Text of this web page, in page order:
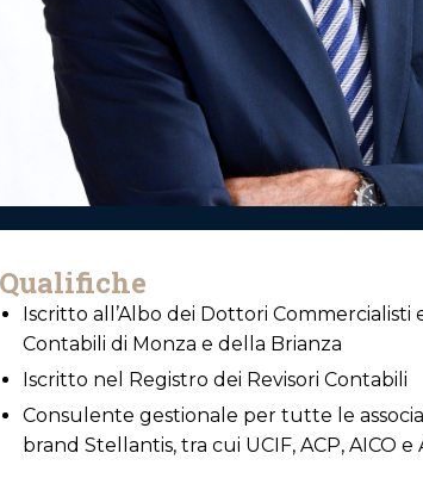
Qualifiche
Iscritto all’Albo dei Dottori Commercialisti
Contabili di Monza e della Brianza
Iscritto nel Registro dei Revisori Contabili
Consulente gestionale per tutte le
brand Stellantis, tra cui UCIF, ACP, AICO e